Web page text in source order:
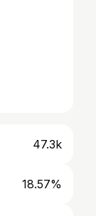
47.3k
18.57%